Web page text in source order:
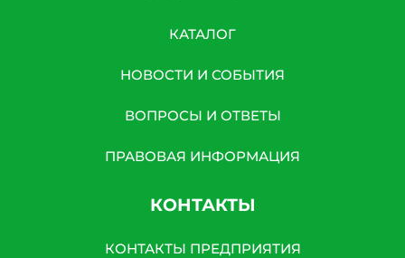
КАТАЛОГ
НОВОСТИ И СОБЫТИЯ
ВОПРОСЫ И ОТВЕТЫ
ПРАВОВАЯ ИНФОРМАЦИЯ
КОНТАКТЫ
КОНТАКТЫ ПРЕДПРИЯТИЯ